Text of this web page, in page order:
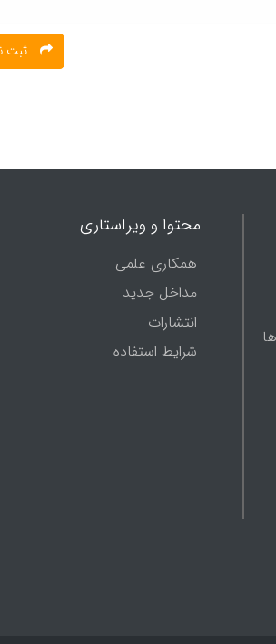
محتوا و ویراستاری
همکاری علمی
مداخل جدید
انتشارات
شرایط استفاده